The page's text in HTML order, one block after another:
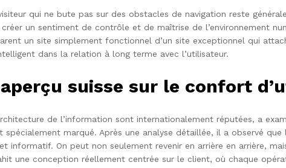
qui ne bute pas sur des obstacles de navigation reste
un sentiment de contrôle et de maîtrise de l’environnement
un site simplement fonctionnel d’un site exceptionnel qui
dans la relation à long terme avec l’utilisateur.
suisse sur le confort
de l’information sont internationalement réputées, a
marqué. Après une analyse détaillée, il a observé
informatif. On peut non seulement revenir en arrière en arrière,
une conception réellement centrée sur le client, où chaque